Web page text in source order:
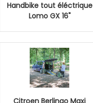
Handbike tout éléctrique
Lomo GX 16"